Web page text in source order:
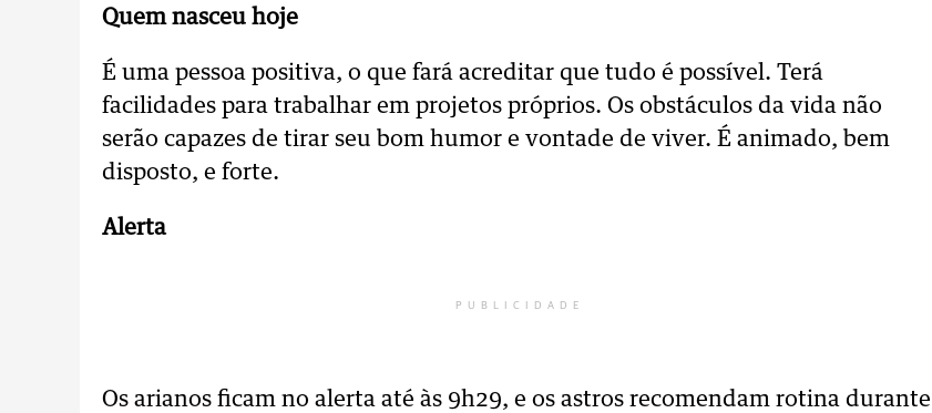
Quem nasceu hoje
É uma pessoa positiva, o que fará acreditar que tudo é possível. Terá
facilidades para trabalhar em projetos próprios. Os obstáculos da vida não
serão capazes de tirar seu bom humor e vontade de viver. É animado, bem
disposto, e forte.
Alerta
PUBLICIDADE
Os arianos ficam no alerta até às 9h29, e os astros recomendam rotina durante